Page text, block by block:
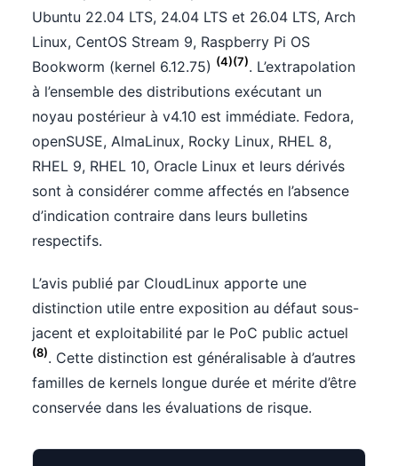
Ubuntu 22.04 LTS, 24.04 LTS et 26.04 LTS, Arch
Linux, CentOS Stream 9, Raspberry Pi OS
Bookworm (kernel 6.12.75) (4)(7). L’extrapolation
à l’ensemble des distributions exécutant un
noyau postérieur à v4.10 est immédiate. Fedora,
openSUSE, AlmaLinux, Rocky Linux, RHEL 8,
RHEL 9, RHEL 10, Oracle Linux et leurs dérivés
sont à considérer comme affectés en l’absence
d’indication contraire dans leurs bulletins
respectifs.
L’avis publié par CloudLinux apporte une
distinction utile entre exposition au défaut sous-
jacent et exploitabilité par le PoC public actuel
(8). Cette distinction est généralisable à d’autres
familles de kernels longue durée et mérite d’être
conservée dans les évaluations de risque.